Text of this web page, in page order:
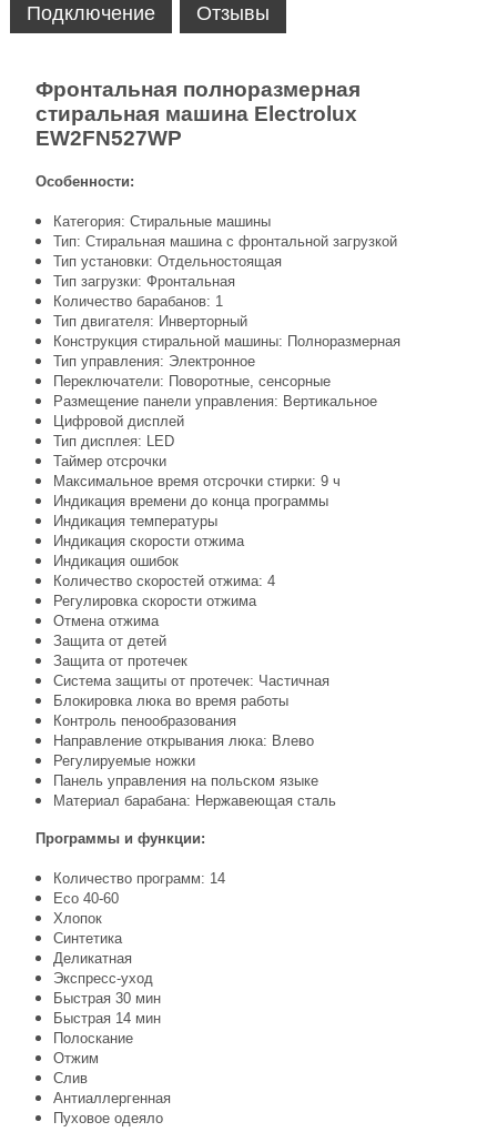
Подключение
Отзывы
Фронтальная полноразмерная
стиральная машина Electrolux
EW2FN527WP
Особенности:
Категория: Стиральные машины
Тип: Стиральная машина с фронтальной загрузкой
Тип установки: Отдельностоящая
Тип загрузки: Фронтальная
Количество барабанов: 1
Тип двигателя: Инверторный
Конструкция стиральной машины: Полноразмерная
Тип управления: Электронное
Переключатели: Поворотные, сенсорные
Размещение панели управления: Вертикальное
Цифровой дисплей
Тип дисплея: LED
Таймер отсрочки
Максимальное время отсрочки стирки: 9 ч
Индикация времени до конца программы
Индикация температуры
Индикация скорости отжима
Индикация ошибок
Количество скоростей отжима: 4
Регулировка скорости отжима
Отмена отжима
Защита от детей
Защита от протечек
Система защиты от протечек: Частичная
Блокировка люка во время работы
Контроль пенообразования
Направление открывания люка: Влево
Регулируемые ножки
Панель управления на польском языке
Материал барабана: Нержавеющая сталь
Программы и функции:
Количество программ: 14
Eco 40-60
Хлопок
Синтетика
Деликатная
Экспресс-уход
Быстрая 30 мин
Быстрая 14 мин
Полоскание
Отжим
Слив
Антиаллергенная
Пуховое одеяло